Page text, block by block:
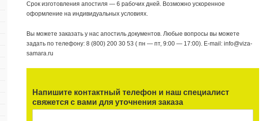
Срок изготовления апостиля — 6 рабочих дней. Возможно ускоренное
оформление на индивидуальных условиях.
Вы можете заказать у нас апостиль документов. Любые вопросы вы можете
задать по телефону: 8 (800) 200 30 53 ( пн — пт, 9:00 — 17:00). E-mail: info@viza-
samara.ru
Напишите контактный телефон и наш специалист
свяжется с вами для уточнения заказа